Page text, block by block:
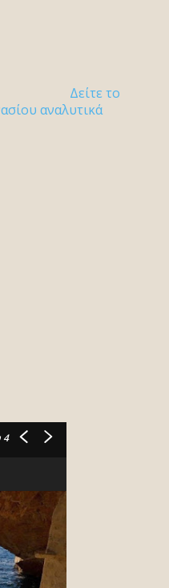
Δείτε το
αναλυτικά
4